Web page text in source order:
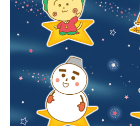
〒104-0061
東京都中央区銀座7丁目13番20号 銀座TH